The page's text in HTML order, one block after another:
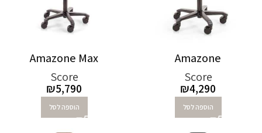
Amazone
Score
₪4,290
הוספה לסל
Amazone Max
Score
₪5,790
הוספה לסל